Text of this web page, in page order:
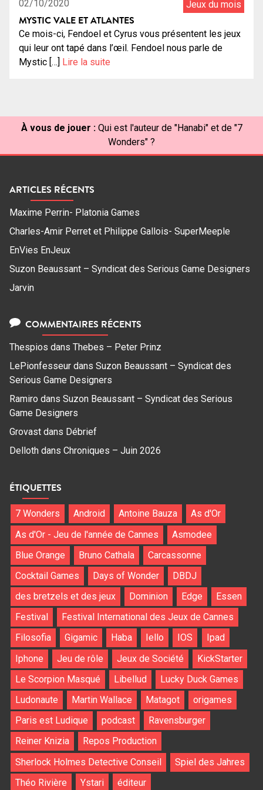
02/10/2020 Jeux du mois
MYSTIC VALE ET ATLANTES
Ce mois-ci, Fendoel et Cyrus vous présentent les jeux
qui leur ont tapé dans l’œil. Fendoel nous parle de
Mystic […] Lire la suite
À vous de jouer : Qui est l'auteur de "Hanabi" et de "7
Wonders" ?
ARTICLES RÉCENTS
Maxime Perrin- Platonia Games
Charles-Amir Perret et Philippe Gallois- SuperMeeple
EnVies EnJeux
Suzon Beaussant – Syndicat des Serious Game Designers
Jarvin
COMMENTAIRES RÉCENTS
Thespios dans Thebes – Peter Prinz
LePionfesseur dans Suzon Beaussant – Syndicat des
Serious Game Designers
Ramiro dans Suzon Beaussant – Syndicat des Serious
Game Designers
Grovast dans Débrief
Delloth dans Chroniques – Juin 2026
ÉTIQUETTES
7 Wonders Android Antoine Bauza
As d'Or
As d'Or - Jeu de l'année de Cannes
Asmodee
Blue Orange
Bruno Cathala
Carcassonne
Cocktail Games
Days of Wonder
DBDJ
des bretzels et des jeux
Dominion Edge
Essen
Festival
Festival International des Jeux de Cannes
Filosofia
Gigamic Haba Iello IOS
Ipad
Iphone
Jeu de rôle Jeux de Société
KickStarter
Le Scorpion Masqué
Libellud
Lucky Duck Games
Ludonaute
Martin Wallace Matagot
origames
Paris est Ludique
podcast
Ravensburger
Reiner Knizia
Repos Production
Sherlock Holmes Detective Conseil
Spiel des Jahres
Théo Rivière
Ystari éditeur